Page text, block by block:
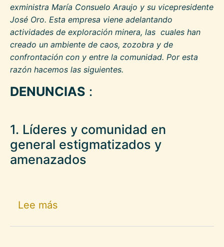
exministra María Consuelo Araujo y su vicepresidente
José Oro. Esta empresa viene adelantando
actividades de exploración minera, las cuales han
creado un ambiente de caos, zozobra y de
confrontación con y entre la comunidad. Por esta
razón hacemos las siguientes.
DENUNCIAS :
1. Líderes y comunidad en
general estigmatizados y
amenazados
Lee mássobre Denuncia pública a la